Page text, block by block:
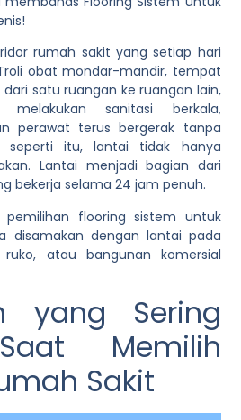
rumah sakit yang setiap hari
obat mondar-mandir, tempat
satu ruangan ke ruangan lain,
melakukan sanitasi berkala,
perawat terus bergerak tanpa
seperti itu, lantai tidak hanya
Lantai menjadi bagian dari
bekerja selama 24 jam penuh.
pemilihan flooring sistem untuk
disamakan dengan lantai pada
atau bangunan komersial
yang Sering
Memilih
Sakit